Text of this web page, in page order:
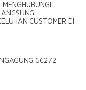
CUSTOMER DI
66272